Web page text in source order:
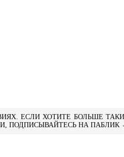
ЕСЛИ ХОТИТЕ БОЛЬШЕ
ПОДПИСЫВАЙТЕСЬ НА ПАБЛИК